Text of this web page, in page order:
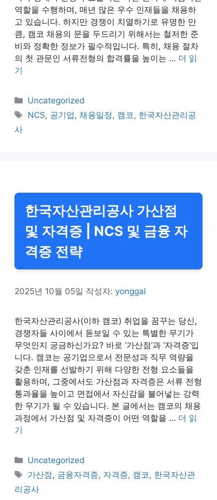
역할을 수행하며, 매년 많은 우수 인재들을 채용하
고 있습니다. 하지만 경쟁이 치열하기로 유명한 만
큼, 캠코 채용의 문을 두드리기 위해서는 철저한 준
비와 정확한 정보가 필수적입니다. 특히, 채용 절차
의 첫 관문인 서류전형의 합격률을 높이는 … 더 읽
기
카
테
Uncategorized
태
NCS, 공기업 , 채용일정 , 캠코 , 한국자산관리공
사
한국자산관리공사 가산점
및 자격증 | NCS 및 금융 자
격증 전략
2025년 10월 05일 작성자: yonggal
한국자산관리공사(이하 캠코) 취업을 꿈꾸는 당신,
경쟁자들 사이에서 돋보일 수 있는 특별한 무기가
무엇인지 궁금하신가요? 바로 ‘가산점’과 ‘자격증’입
니다. 캠코는 공기업으로서 전문성과 직무 역량을
갖춘 인재를 선발하기 위해 다양한 전형 요소들을
활용하며, 그중에서도 가산점과 자격증은 서류 전형
통과율을 높이고 면접에서 자신감을 불어넣는 강력
한 무기가 될 수 있습니다. 본 글에서는 캠코의 채용
과정에서 가산점 및 자격증이 어떤 역할을 … 더 읽
기
카
테
고
리
Uncategorized
태
그
가산점 , 금융자격증, 자격증, 캠코 , 한국자산관
리공사